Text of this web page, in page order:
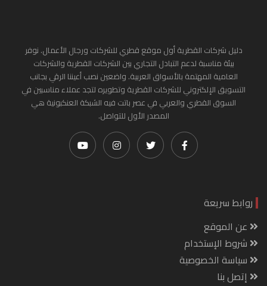
دليل شركات القطرية أول موقع قطري للشركات ورجال الأعمال. نوفر
بيئة مناسبة لدعم التبادل التجاري بين الشركات القطرية والشركات
العامية المهتمة بالأسواق العربية. واضعين نصب أعيننا الرقي بجانب
التسويق الإلكتروني للشركات القطرية وتطويره لتجد عملاء مناسبين في
السوق القطري والعربي في عصر باتت فيه الشبكة العنكبونية هي
المصدر الأول للتواصل.
روابط سريعة
عن الموقع
شروط الإستخدام
سياسة الخصوصية
إتصل بنا